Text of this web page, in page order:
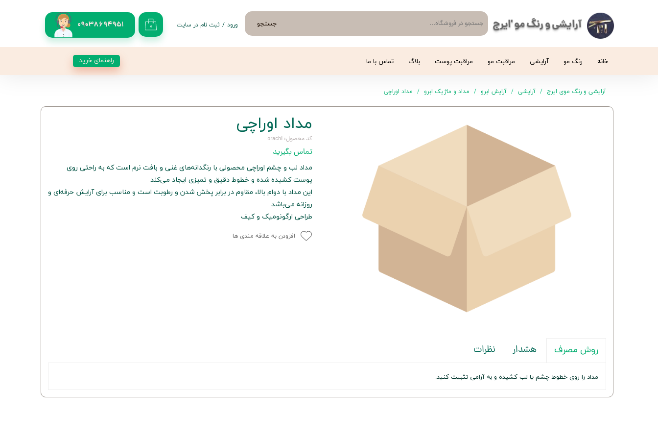
آرایشی و رنگ مو 'ایرج 09038694951 جستجو ۰ ورود / ثبت نام در سایت
خانه رنگ مو آرایشی مراقبت مو مراقبت پوست بلاگ تماس با ما راهنمای خرید
آرایشی و رنگ موی ایرج آرایشی آرایش ابرو مداد و ماژیک ابرو مداد اوراچی
مداد اوراچی
کد محصول: orachi
تماس بگیرید
مداد لب و چشم اوراچی محصولی با رنگدانه‌های غنی و بافت نرم است که به راحتی روی
پوست کشیده شده و خطوط دقیق و تمیزی ایجاد می‌کند
این مداد با دوام بالا، مقاوم در برابر پخش شدن و رطوبت است و مناسب برای آرایش حرفه‌ای و
روزانه می‌باشد
طراحی ارگونومیک و کیف
افزودن به علاقه مندی ها
روش مصرف هشدار نظرات
مداد را روی خطوط چشم یا لب کشیده و به آرامی تثبیت کنید.